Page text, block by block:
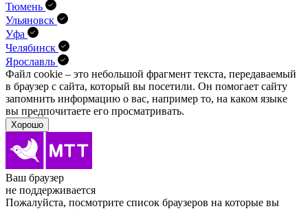
Тюмень
Ульяновск
Уфа
Челябинск
Ярославль
Файл cookie – это небольшой фрагмент текста, передава­емый
в браузер с сайта, который вы посетили. Он помо­гает сайту
запомнить информацию о вас, например то, на каком языке
вы предпочитаете его просматривать.
Хорошо
Ваш браузер
не поддерживается
Пожалуйста, посмотрите список браузеров на которые вы